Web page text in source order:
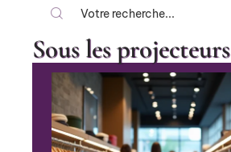
Sous les projecteurs